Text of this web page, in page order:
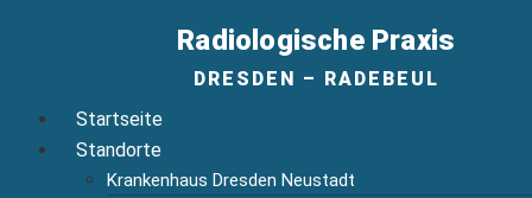
Radiologische Praxis
DRESDEN – RADEBEUL
Startseite
Standorte
Krankenhaus Dresden Neustadt